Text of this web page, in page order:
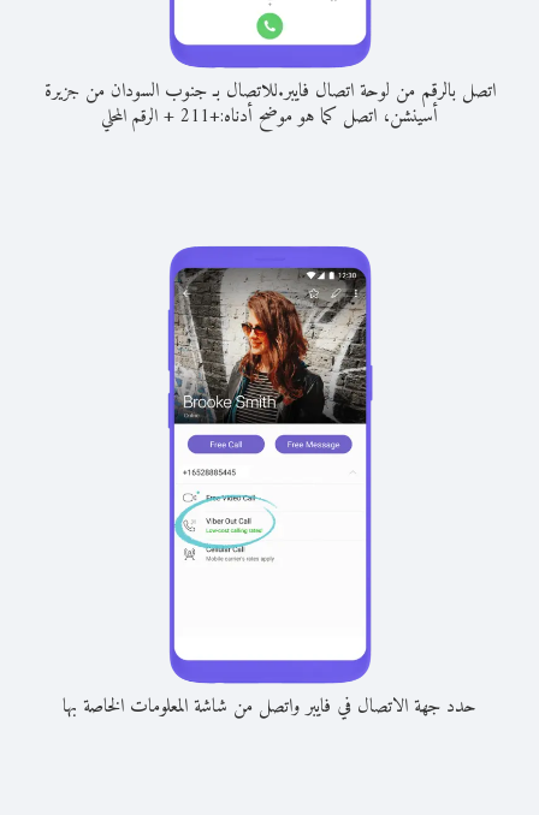
اتصل بالرقم من لوحة اتصال فايبر.للاتصال بـ جنوب السودان من جزيرة
أسينشن، اتصل كما هو موضح أدناه:+
211
+الرقم المحلي
حدد جهة الاتصال في فايبر واتصل من شاشة المعلومات الخاصة بها